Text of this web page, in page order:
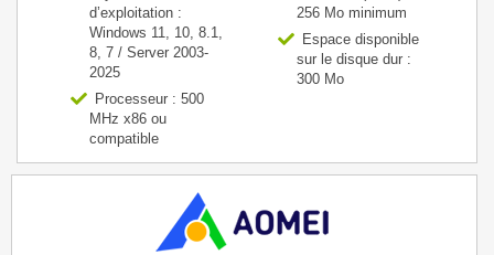
d’exploitation :
Windows 11, 10, 8.1,
8, 7 / Server 2003-
2025
Processeur : 500
MHz x86 ou
compatible
256 Mo minimum
Espace disponible
sur le disque dur :
300 Mo